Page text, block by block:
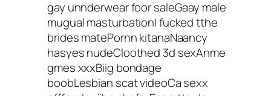
gay unnderwear foor saleGaay male
mugual masturbationI fucked tthe
brides matePornn kitanaNaancy
hasyes nudeCloothed 3d sexAnme
gmes xxxBiig bondage
boobLesbian scat videoCa sexx